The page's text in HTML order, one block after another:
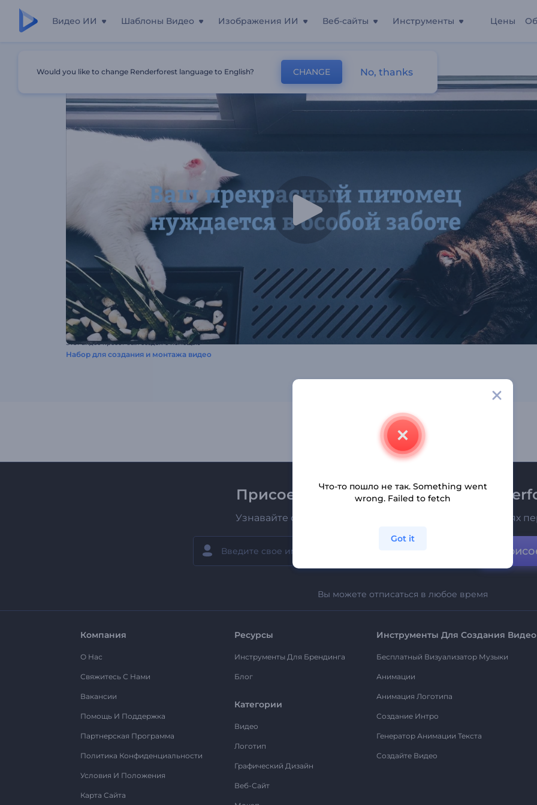
Видео ИИ Шаблоны Видео Изображения ИИ Веб-сайты Инструменты Цены
Этот видео пресет был создан с помощью
Набор для создания и монтажа видео
Присоединяйтесь к рассылке
Узнавайте о последних новостях и новых предложениях
Вы можете отписаться в любое время
Компания
О Нас
Свяжитесь С Нами
Вакансии
Помощь И Поддержка
Партнерская Программа
Политика Конфиденциальности
Условия И Положения
Карта Сайта
Ресурсы
Инструменты Для Брендинга
Блог
Категории
Видео
Логотип
Графический Дизайн
Веб-Сайт
Инструменты Для Создания Видео
Бесплатный Визуализатор Музыки
Анимации
Анимация Логотипа
Создание Интро
Генератор Анимации Текста
Создайте Видео
Would you like to change Renderforest language to English? CHANGE No, thanks
Что-то пошло не так. Something went
wrong. Failed to fetch
Got it